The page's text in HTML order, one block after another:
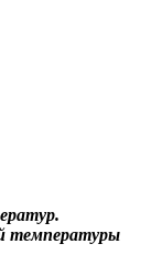
температуры